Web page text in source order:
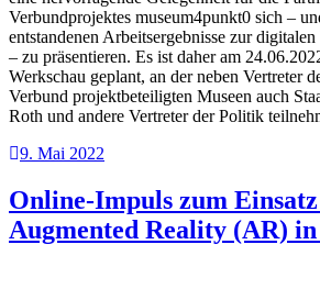
Verbundprojektes museum4punkt0 sich –
entstandenen Arbeitsergebnisse zur
– zu präsentieren. Es ist daher am
Werkschau geplant, an der neben Vertreter
Verbund projektbeteiligten Museen auch
Roth und andere Vertreter der Politik
9. Mai 2022
Online-Impuls zum
Augmented Reality (AR) in